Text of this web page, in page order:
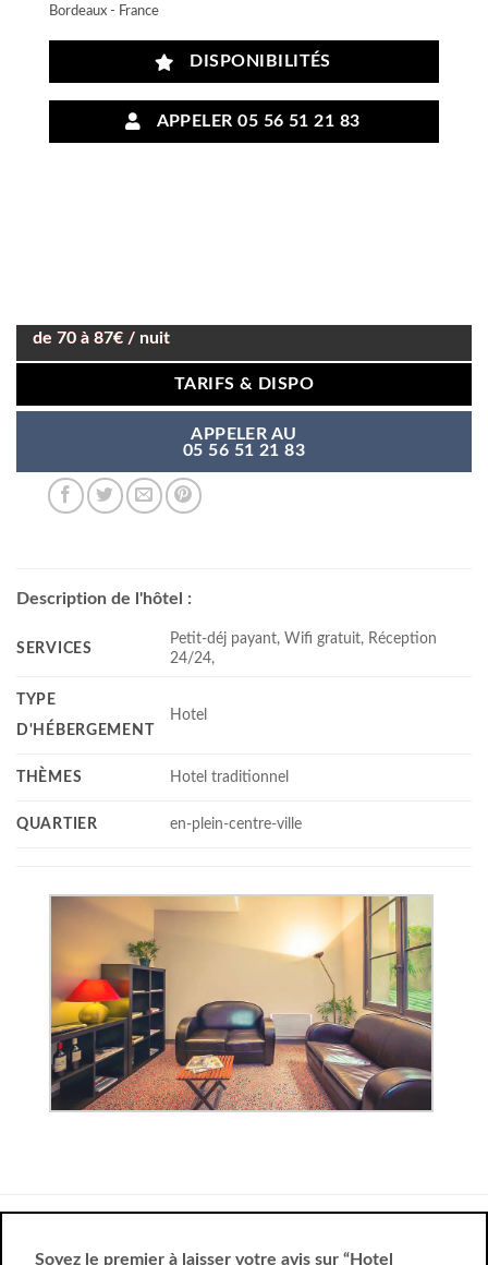
Bordeaux - France
DISPONIBILITÉS
APPELER 05 56 51 21 83
de 70 à 87€ / nuit
TARIFS & DISPO
APPELER AU
05 56 51 21 83
Description de l'hôtel :
SERVICES
Petit-déj payant, Wifi gratuit, Réception
24/24,
TYPE
D'HÉBERGEMENT
Hotel
THÈMES Hotel traditionnel
QUARTIER en-plein-centre-ville
Soyez le premier à laisser votre avis sur “Hotel